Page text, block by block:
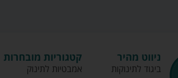
ניווט מהיר
ביגוד לתינוקות
קטגוריות מובחרות
אמבטיות לתינוק